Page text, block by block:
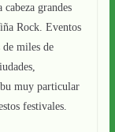
grandes
Rock. Eventos
de miles de
muy particular
festivales.